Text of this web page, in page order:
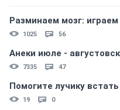
Разминаем мозг:
1025 56
Анеки июле -
7335 47
Помогите лучику
19 0